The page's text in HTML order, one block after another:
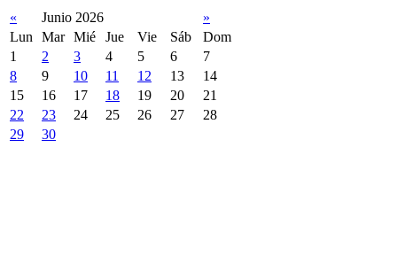
« Junio 2026
»
Lun
Mar Mié Jue Vie Sáb
Dom
1
2 3 4 5 6
7
8
9 10 11 12 13
14
15
16 17 18 19 20
21
22
23 24 25 26 27
28
29
30